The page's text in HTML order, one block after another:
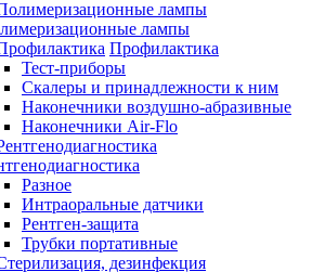
лампы
Профилактика
Тест-приборы
Скалеры и принадлежности к ним
Наконечники воздушно-абразивные
Наконечники Air-Flo
Разное
Интраоральные датчики
Рентген-защита
Трубки портативные